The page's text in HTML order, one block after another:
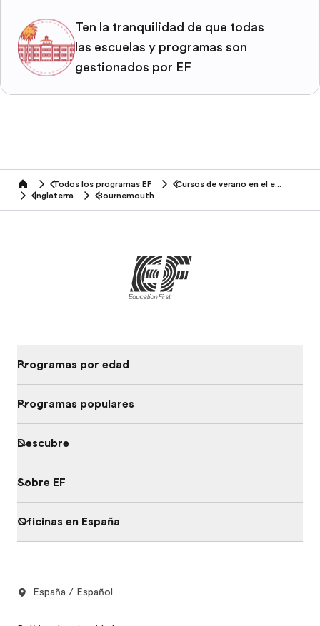
Ten la tranquilidad de que todas
las escuelas y programas son
gestionados por EF
home Todos los programas EF
Cursos de verano en el extranjero
Inglaterra
Bournemouth
Programas por edad
Programas populares
Descubre
Sobre EF
Oficinas en España
España / Español